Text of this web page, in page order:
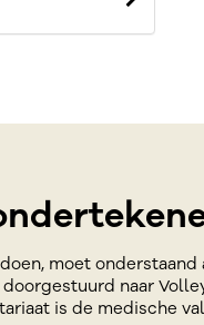
moet
naar
is de medische